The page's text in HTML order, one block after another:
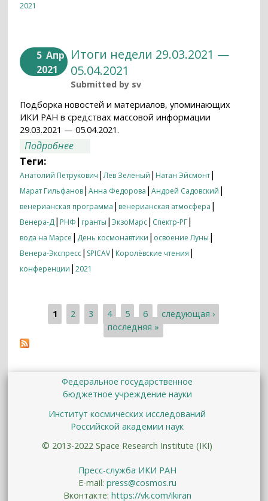
2021
5 Апр
2021
Итоги недели 29.03.2021 —
05.04.2021
Submitted by sv
Подборка новостей и материалов, упоминающих
ИКИ РАН в средствах массовой информации
29.03.2021 — 05.04.2021.
Подробнее
Теги:
Анатолий Петрукович |Лев Зеленый | Натан Эйсмонт|
Марат Гильфанов|Анна Федорова |Андрей Садовский |
венерианская программа | венерианская атмосфера |
Венера-Д| РНФ | гранты |ЭкзоМарс| Спектр-РГ|
вода на Марсе | День космонавтики | освоение Луны |
Венера-Экспресс| SPICAV| Королёвские чтения |
конференции |2021
Страницы
1 2 3 4 5 6
следующая ›
последняя »
Федеральное государственное
бюджетное учреждение науки
Институт космических исследований
Российской академии наук
© 2013-2022 Space Research Institute (IKI)
Пресс-служба ИКИ РАН
E-mail: press@cosmos.ru
Вконтакте: https://vk.com/ikiran